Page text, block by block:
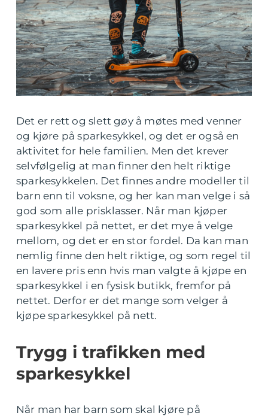
Det er rett og slett gøy å møtes med venner
og kjøre på sparkesykkel, og det er også en
aktivitet for hele familien. Men det krever
selvfølgelig at man finner den helt riktige
sparkesykkelen. Det finnes andre modeller til
barn enn til voksne, og her kan man velge i så
god som alle prisklasser. Når man kjøper
sparkesykkel på nettet, er det mye å velge
mellom, og det er en stor fordel. Da kan man
nemlig finne den helt riktige, og som regel til
en lavere pris enn hvis man valgte å kjøpe en
sparkesykkel i en fysisk butikk, fremfor på
nettet. Derfor er det mange som velger å
kjøpe sparkesykkel på nett.
Trygg i trafikken med
sparkesykkel
Når man har barn som skal kjøre på